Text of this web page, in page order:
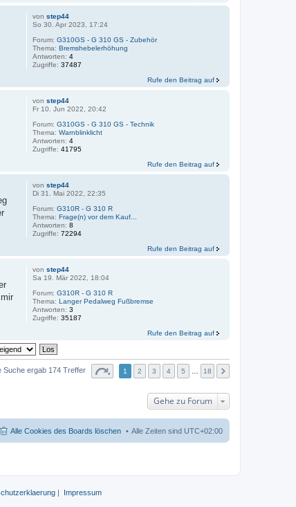
vonstep44
So 30. Apr 2023, 17:24
Forum:G310GS - G 310 GS - Zubehör
Thema:Bremshebelerhöhung
Antworten:4
Zugriffe:37487
Rufe den Beitrag auf
vonstep44
Fr 10. Jun 2022, 20:42
Forum:G310GS - G 310 GS - Technik
Thema:Warnblinklicht
Antworten:4
Zugriffe:41795
Rufe den Beitrag auf
vonstep44
Di 31. Mai 2022, 22:35
Forum:G310R - G 310 R
Thema:Frage(n) vor dem Kauf...
Antworten:8
Zugriffe:72294
Rufe den Beitrag auf
vonstep44
Sa 19. Mär 2022, 18:04
Forum:G310R - G 310 R
Thema:Langer Pedalweg Fußbremse
Antworten:3
Zugriffe:35187
Rufe den Beitrag auf
Suche ergab 174 Treffer 1 2 3 4 5 18
Gehe zu Forum
Alle Zeiten sind UTC+02:00
Alle Cookies des Boards löschen
| Impressum